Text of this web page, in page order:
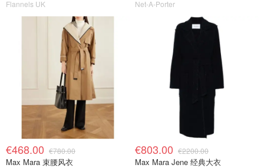
Flannels UK Net-A-Porter
€468.00 €780.00
Max Mara 束腰风衣
€803.00 €2200.00
Max Mara Jene 经典大衣